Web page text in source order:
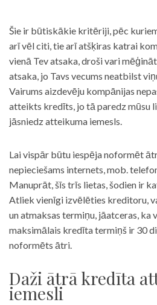
Šie ir būtiskākie kritēriji, pēc
arī vēl citi, tie arī atšķiras katrai
vienā Tev atsaka, droši vari
atsaka, jo Tavs vecums neatbilst
Vairums aizdevēju kompānijas
atteikts kredīts, jo tā paredz mūsu
jāsniedz atteikuma iemesls.
Lai vispār būtu iespēja noformēt
nepieciešams internets, mob.
Manuprāt, šīs trīs lietas, šodien ir
Atliek vienīgi izvēlēties kreditoru,
un atmaksas termiņu, jāatceras, ka
maksimālais kredīta termiņš ir 30
noformēts ātri.
Daži ātrā kredīta
iemesli